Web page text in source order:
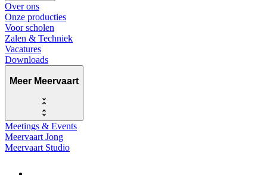
Over ons
Onze producties
Voor scholen
Zalen & Techniek
Vacatures
Downloads
Meer Meervaart
Meetings & Events
Meervaart Jong
Meervaart Studio